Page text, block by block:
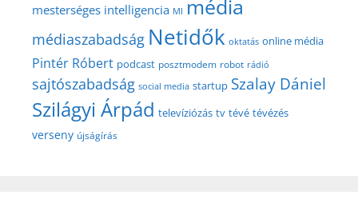
mesterséges intelligencia MI média
médiaszabadság Netidők oktatás online média
Pintér Róbert podcast posztmodem robot rádió
sajtószabadság social media startup Szalay Dániel
Szilágyi Árpád televíziózás tv tévé tévézés
verseny újságírás